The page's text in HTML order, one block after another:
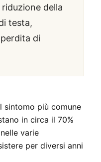
della
testa,
di
sintomo più comune
in circa il 70%
varie
per diversi anni